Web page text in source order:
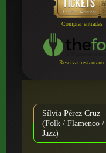
Comprar entradas
Reservar restaurante
Sílvia Pérez Cruz
(Folk / Flamenco /
Jazz)